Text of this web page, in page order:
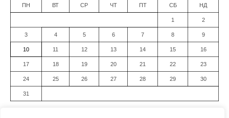
ПН ВТ СР ЧТ ПТ СБ НД
1 2
3 4 5 6 7 8 9
10 11 12 13 14 15 16
17 18 19 20 21 22 23
24 25 26 27 28 29 30
31